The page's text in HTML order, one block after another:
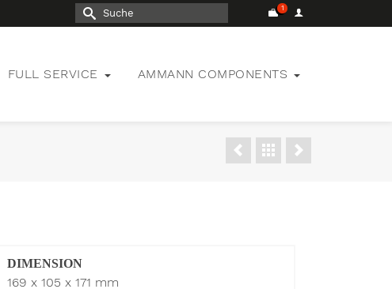
Suche
nach:
FULL SERVICE AMMANN COMPONENTS
DIMENSION
169 x 105 x 171 mm